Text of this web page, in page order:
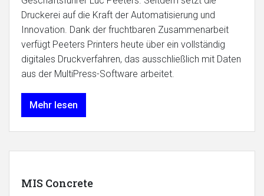
Druckerei auf die Kraft der Automatisierung und
Innovation. Dank der fruchtbaren Zusammenarbeit
verfügt Peeters Printers heute über ein vollständig
digitales Druckverfahren, das ausschließlich mit Daten
aus der MultiPress-Software arbeitet.
Mehr lesen
MIS Concrete